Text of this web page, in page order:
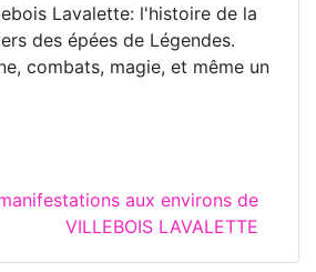
Lavalette: l'histoire de la
des épées de Légendes.
combats, magie, et même un
aux environs de
VILLEBOIS LAVALETTE